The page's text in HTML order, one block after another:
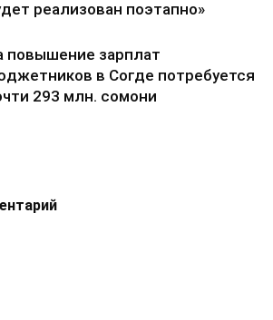
реализован поэтапно»
повышение зарплат
в Согде потребуется
293 млн. сомони